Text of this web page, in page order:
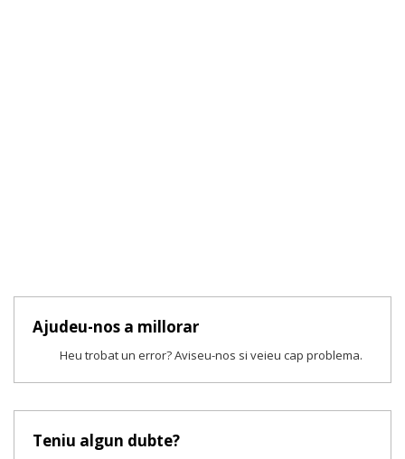
Ajudeu-nos a millorar
Heu trobat un error? Aviseu-nos si veieu cap problema.
Teniu algun dubte?